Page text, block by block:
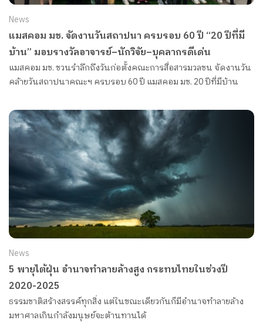
News
แมสคอม มช. จัดงานวันสถาปนา ครบรอบ 60 ปี “20 ปีที่มี
บ้าน” มอบรางวัลอาจารย์–นักวิจัย–บุคลากรดีเด่น
แมสคอม มช. ชวนรำลึกถึงวันก่อตั้งคณะการสื่อสารมวลชน จัดงานวัน
คล้ายวันสถาปนาคณะฯ ครบรอบ 60 ปี แมสคอม มช. 20 ปีที่มีบ้าน
News
5 พายุไต้ฝุ่น อำนาจทำลายล้างสูง กระทบไทยในช่วงปี
2020-2025
ธรรมชาติสร้างสรรค์ทุกสิ่ง แต่ในขณะเดียวกันก็มีอำนาจทำลายล้าง
มหาศาลเกินกำลังมนุษย์จะต้านทานได้